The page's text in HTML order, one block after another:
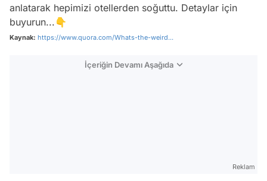
anlatarak hepimizi otellerden soğuttu. Detaylar için
buyurun...👇
Kaynak: https://www.quora.com/Whats-the-weird...
İçeriğin Devamı Aşağıda
Reklam